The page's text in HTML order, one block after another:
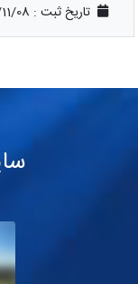
تاریخ ثبت : 11/08